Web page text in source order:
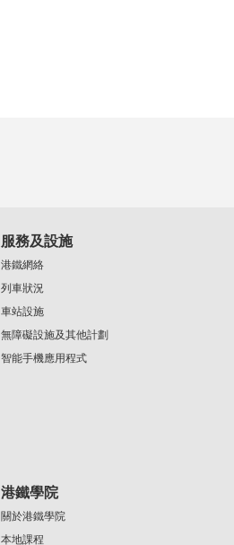
服務及設施
港鐵網絡
列車狀況
車站設施
無障礙設施及其他計劃
智能手機應用程式
港鐵學院
關於港鐵學院
本地課程